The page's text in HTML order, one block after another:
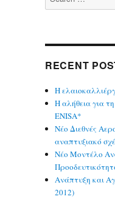
for:
RECENT
Η
Η αλήθεια για
ENISA*
Νέο Διεθνές
αναπτυξιακό
Νέο Μοντέλο
Ανάπτυξη και
2012)